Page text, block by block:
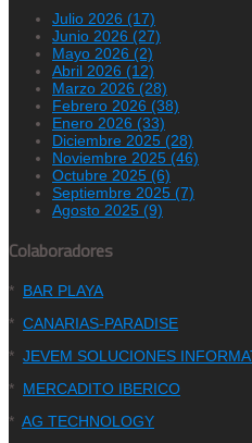
Julio 2026 (17)
Junio 2026 (27)
Mayo 2026 (2)
Abril 2026 (12)
Marzo 2026 (28)
Febrero 2026 (38)
Enero 2026 (33)
Diciembre 2025 (28)
Noviembre 2025 (46)
Octubre 2025 (6)
Septiembre 2025 (7)
Agosto 2025 (9)
Colaboradores
* BAR PLAYA
* CANARIAS-PARADISE
* JEVEM SOLUCIONES
* MERCADITO IBERICO
* AG TECHNOLOGY